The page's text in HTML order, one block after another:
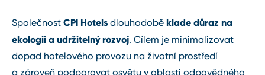
Společnost CPI Hotels dlouhodobě klade důraz na
ekologii a udržitelný rozvoj. Cílem je minimalizovat
dopad hotelového provozu na životní prostředí
a zároveň podporovat osvětu v oblasti odpovědného